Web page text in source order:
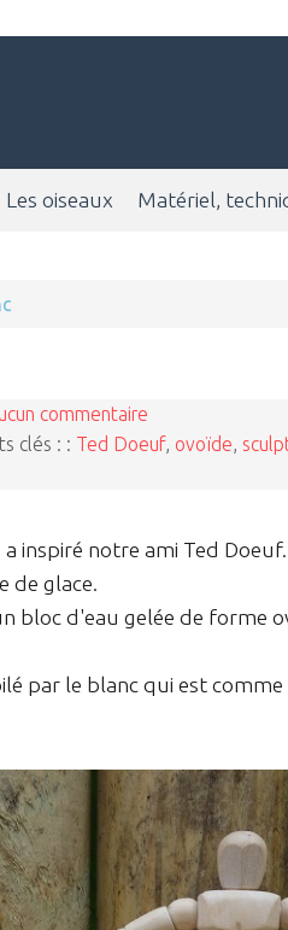
Les oiseaux Matériel,
commentaire
clés : : Ted Doeuf, ovoïde
inspiré notre ami Ted Doeuf.
de glace.
bloc d'eau gelée de forme
par le blanc qui est